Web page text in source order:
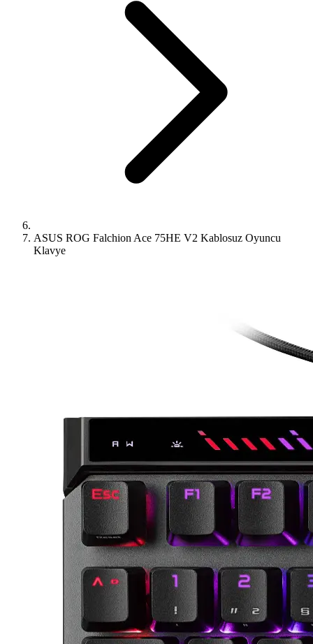
ASUS ROG Falchion Ace 75HE V2 Kablosuz Oyuncu
Klavye